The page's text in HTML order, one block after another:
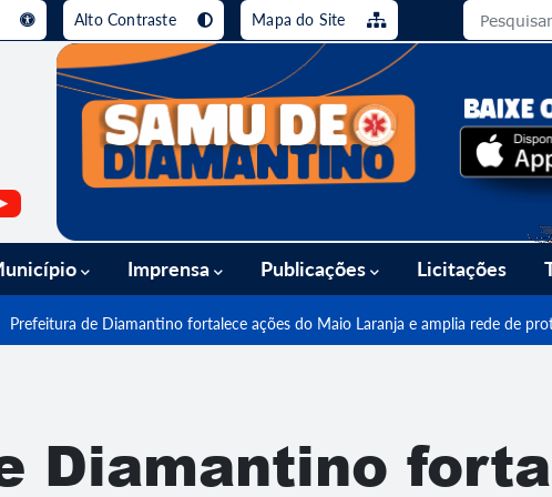
[alt+3] Ir para o rodapé [alt+4]
Alto Contraste Mapa do Site
Imprensa Publicações Licitações
Prefeitura de Diamantino fortalece ações do Maio Laranja e amplia rede de
Diamantino